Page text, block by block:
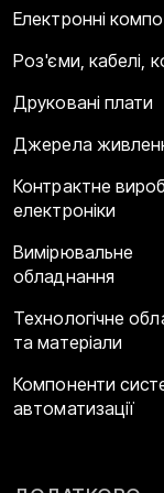
Електронні
Роз'єми, кабелі,
Друковані плати
Джерела
Контрактне
електроніки
Вимірювальне
обладнання
Технологічне
та матеріали
Компоненти
автоматизації